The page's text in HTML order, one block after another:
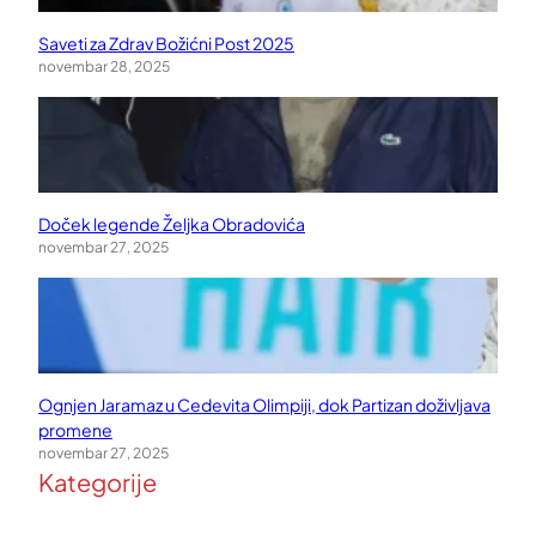
Saveti za Zdrav Božićni Post 2025
novembar 28, 2025
Doček legende Željka Obradovića
novembar 27, 2025
Ognjen Jaramaz u Cedevita Olimpiji, dok Partizan doživljava
promene
novembar 27, 2025
Kategorije